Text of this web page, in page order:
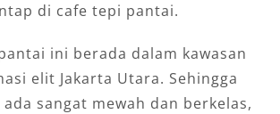
di cafe tepi pantai.
ini berada dalam kawasan
elit Jakarta Utara. Sehingga
sangat mewah dan berkelas,